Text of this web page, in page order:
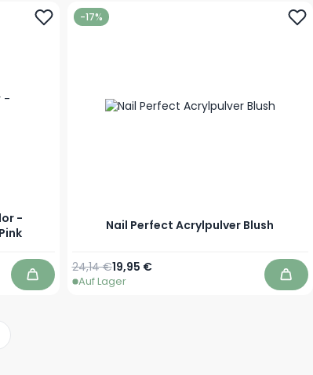
-
In den Warenkorb
-17%
Nail Perfect Acrylpulver Blush
Ab
19,95 €
Regulärer Preis
24,14 €
Auf Lager In
Seite